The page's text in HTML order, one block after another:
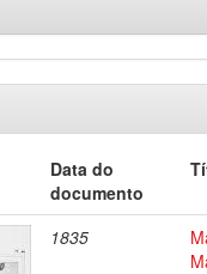
Data do
documento
1835